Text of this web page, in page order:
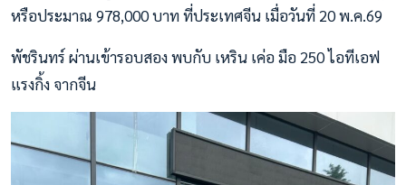
หรือประมาณ 978,000 บาท ที่ประเทศจีน เมื่อวันที่ 20 พ.ค.69
พัชรินทร์ ผ่านเข้ารอบสอง พบกับ เหริน เค่อ มือ 250 ไอทีเอฟ
แรงกิ้ง จากจีน